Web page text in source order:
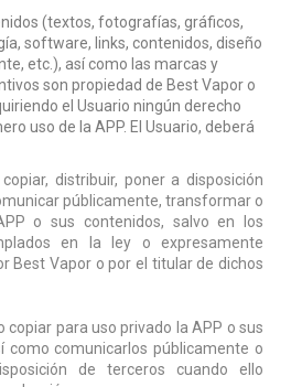
(textos, fotografías, gráficos,
software, links, contenidos, diseño
etc.), así como las marcas y
son propiedad de Best Vapor o
el Usuario ningún derecho
uso de la APP. El Usuario, deberá
distribuir, poner a disposición
públicamente, transformar o
o sus contenidos, salvo en los
en la ley o expresamente
Best Vapor o por el titular de dichos
copiar para uso privado la APP o sus
como comunicarlos públicamente o
de terceros cuando ello